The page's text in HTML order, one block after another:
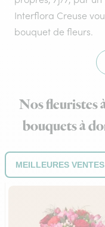
Interflora Creuse
bouquet de fleurs.
Nos fleuristes
bouquets à